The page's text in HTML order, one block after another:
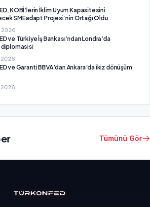
KOBİ’lerin İklim Uyum Kapasitesini
SMEadapt Projesi’nin Ortağı Oldu
2026
ve Türkiye İş Bankası’ndan Londra’da
diplomasisi
2026
BBVA’dan Ankara’da ikiz dönüşüm
2026
Tümünü Gör